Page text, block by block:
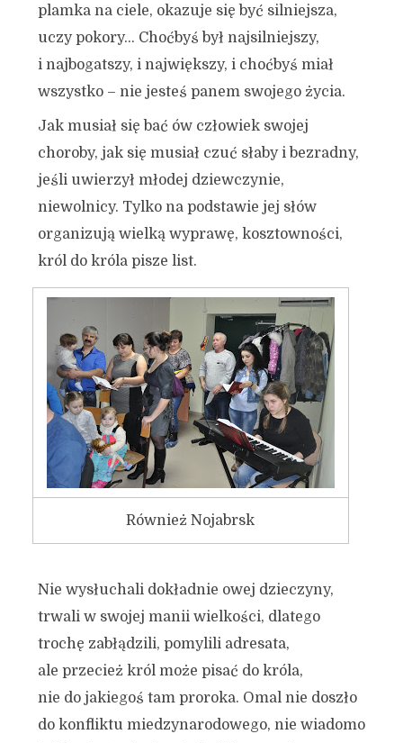
plamka na ciele, okazuje się być silniejsza,
uczy pokory… Choćbyś był najsilniejszy,
i najbogatszy, i największy, i choćbyś miał
wszystko – nie jesteś panem swojego życia.
Jak musiał się bać ów człowiek swojej
choroby, jak się musiał czuć słaby i bezradny,
jeśli uwierzył młodej dziewczynie,
niewolnicy. Tylko na podstawie jej słów
organizują wielką wyprawę, kosztowności,
król do króla pisze list.
Również Nojabrsk
Nie wysłuchali dokładnie owej dzieczyny,
trwali w swojej manii wielkości, dlatego
trochę zabłądzili, pomylili adresata,
ale przecież król może pisać do króla,
nie do jakiegoś tam proroka. Omal nie doszło
do konfliktu miedzynarodowego, nie wiadomo